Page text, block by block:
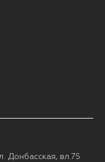
Донбасская, вл.75